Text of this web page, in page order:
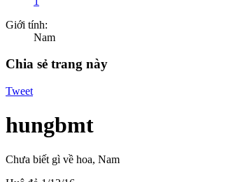
Giới tính:
Nam
Chia sẻ trang này
Tweet
hungbmt
Chưa biết gì về hoa, Nam